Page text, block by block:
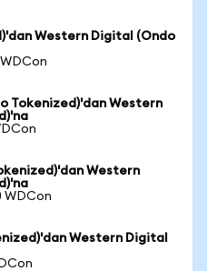
Western Digital (Ondo
Tokenized)'dan Western
Western
WDCon
Western Digital